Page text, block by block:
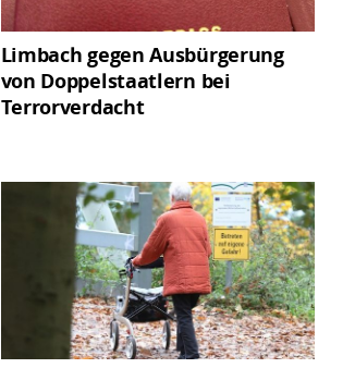
Limbach gegen Ausbürgerung
von Doppelstaatlern bei
Terrorverdacht